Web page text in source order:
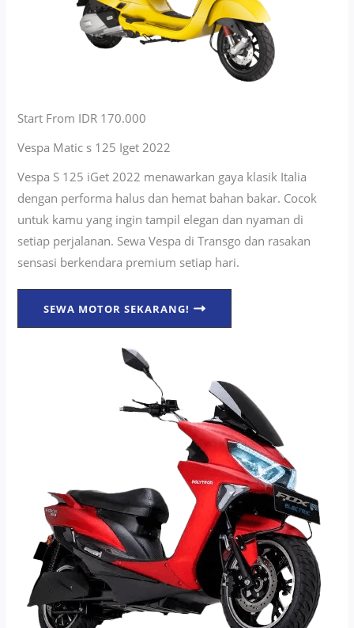
Start From IDR 170.000
Vespa Matic s 125 Iget 2022
Vespa S 125 iGet 2022 menawarkan gaya klasik Italia
dengan performa halus dan hemat bahan bakar. Cocok
untuk kamu yang ingin tampil elegan dan nyaman di
setiap perjalanan. Sewa Vespa di Transgo dan rasakan
sensasi berkendara premium setiap hari.
SEWA MOTOR SEKARANG!